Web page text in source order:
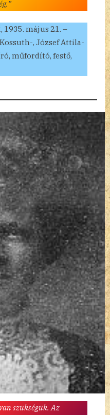
1935. május 21. –
, József Attila-
műfordító, festő,
szükségük. Az